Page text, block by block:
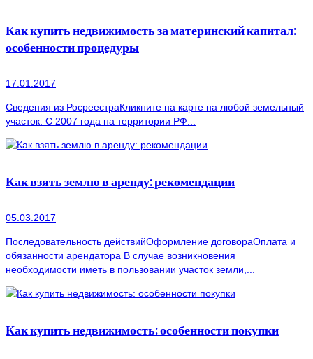
Как купить недвижимость за материнский капитал:
особенности процедуры
17.01.2017
Сведения из РосреестраКликните на карте на любой земельный
участок. С 2007 года на территории РФ...
Как взять землю в аренду: рекомендации
05.03.2017
Последовательность действийОформление договораОплата и
обязанности арендатора В случае возникновения
необходимости иметь в пользовании участок земли,...
Как купить недвижимость: особенности покупки